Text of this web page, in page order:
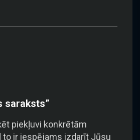
saraksts”
piekļuvi konkrētām
to ir iespējams izdarīt Jūsu